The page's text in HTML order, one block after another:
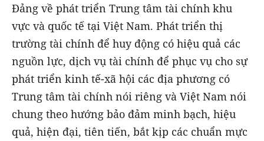
Đảng về phát triển Trung tâm tài chính khu
vực và quốc tế tại Việt Nam. Phát triển thị
trường tài chính để huy động có hiệu quả các
nguồn lực, dịch vụ tài chính để phục vụ cho sự
phát triển kinh tế-xã hội các địa phương có
Trung tâm tài chính nói riêng và Việt Nam nói
chung theo hướng bảo đảm minh bạch, hiệu
quả, hiện đại, tiên tiến, bắt kịp các chuẩn mực